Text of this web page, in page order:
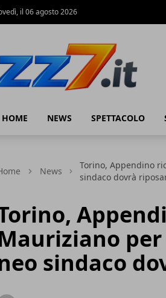
il 06 agosto 2026
HOME NEWS SPETTACOLO
News
Torino, Appendino
sindaco dovrà
sindaco